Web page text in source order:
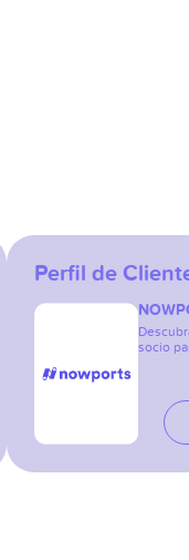
Perfil de
socio